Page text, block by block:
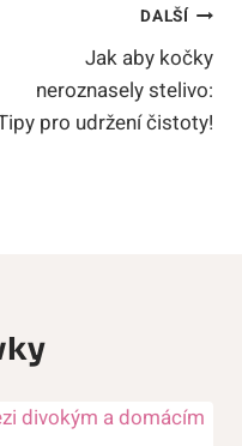
DALŠÍ
Jak aby kočky
neroznasely stelivo:
pro udržení čistoty!